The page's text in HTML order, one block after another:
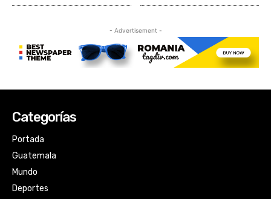
Categorías
Portada
Guatemala
Mundo
Deportes